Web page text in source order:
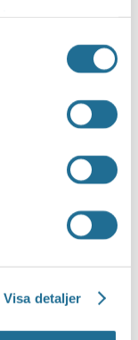
Visa detaljer